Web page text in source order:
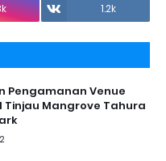
1.2k
Pengamanan Venue
Tinjau Mangrove Tahura